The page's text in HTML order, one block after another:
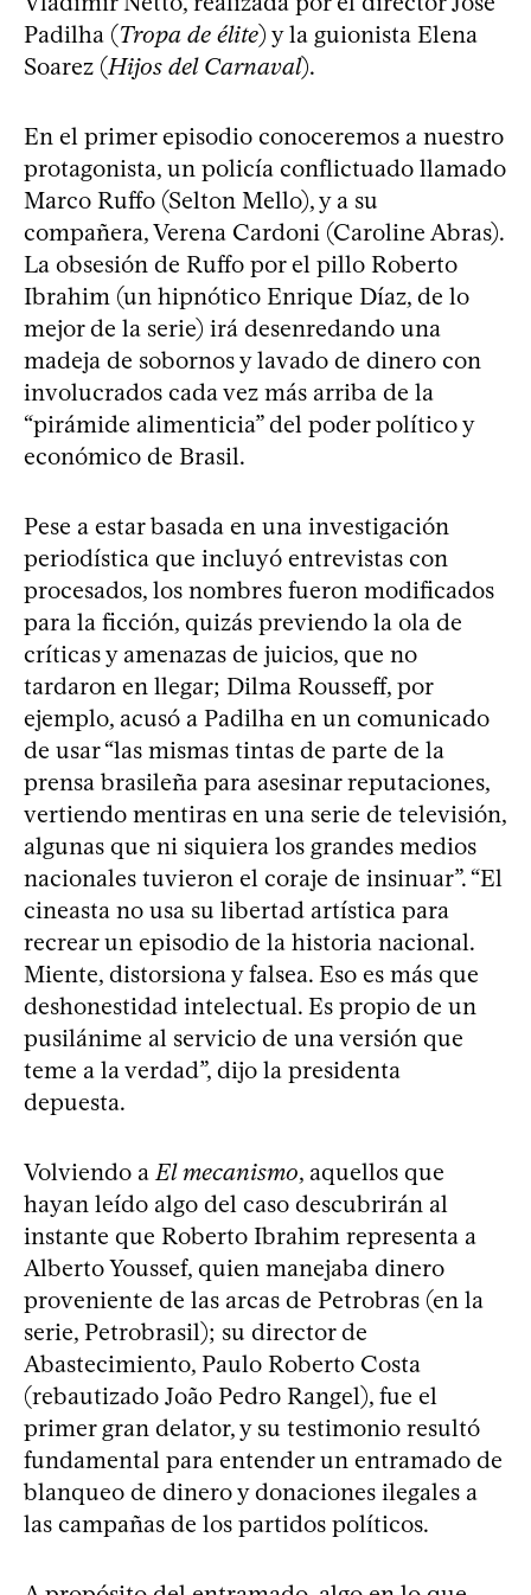
Padilha (Tropa de élite) y la guionista Elena
Soarez (Hijos del Carnaval).
En el primer episodio conoceremos a nuestro
protagonista, un policía conflictuado llamado
Marco Ruffo (Selton Mello), y a su
compañera, Verena Cardoni (Caroline Abras).
La obsesión de Ruffo por el pillo Roberto
Ibrahim (un hipnótico Enrique Díaz, de lo
mejor de la serie) irá desenredando una
madeja de sobornos y lavado de dinero con
involucrados cada vez más arriba de la
“pirámide alimenticia” del poder político y
económico de Brasil.
Pese a estar basada en una investigación
periodística que incluyó entrevistas con
procesados, los nombres fueron modificados
para la ficción, quizás previendo la ola de
críticas y amenazas de juicios, que no
tardaron en llegar; Dilma Rousseff, por
ejemplo, acusó a Padilha en un comunicado
de usar “las mismas tintas de parte de la
prensa brasileña para asesinar reputaciones,
vertiendo mentiras en una serie de televisión,
algunas que ni siquiera los grandes medios
nacionales tuvieron el coraje de insinuar”. “El
cineasta no usa su libertad artística para
recrear un episodio de la historia nacional.
Miente, distorsiona y falsea. Eso es más que
deshonestidad intelectual. Es propio de un
pusilánime al servicio de una versión que
teme a la verdad”, dijo la presidenta
depuesta.
Volviendo a El mecanismo, aquellos que
hayan leído algo del caso descubrirán al
instante que Roberto Ibrahim representa a
Alberto Youssef, quien manejaba dinero
proveniente de las arcas de Petrobras (en la
serie, Petrobrasil); su director de
Abastecimiento, Paulo Roberto Costa
(rebautizado João Pedro Rangel), fue el
primer gran delator, y su testimonio resultó
fundamental para entender un entramado de
blanqueo de dinero y donaciones ilegales a
las campañas de los partidos políticos.